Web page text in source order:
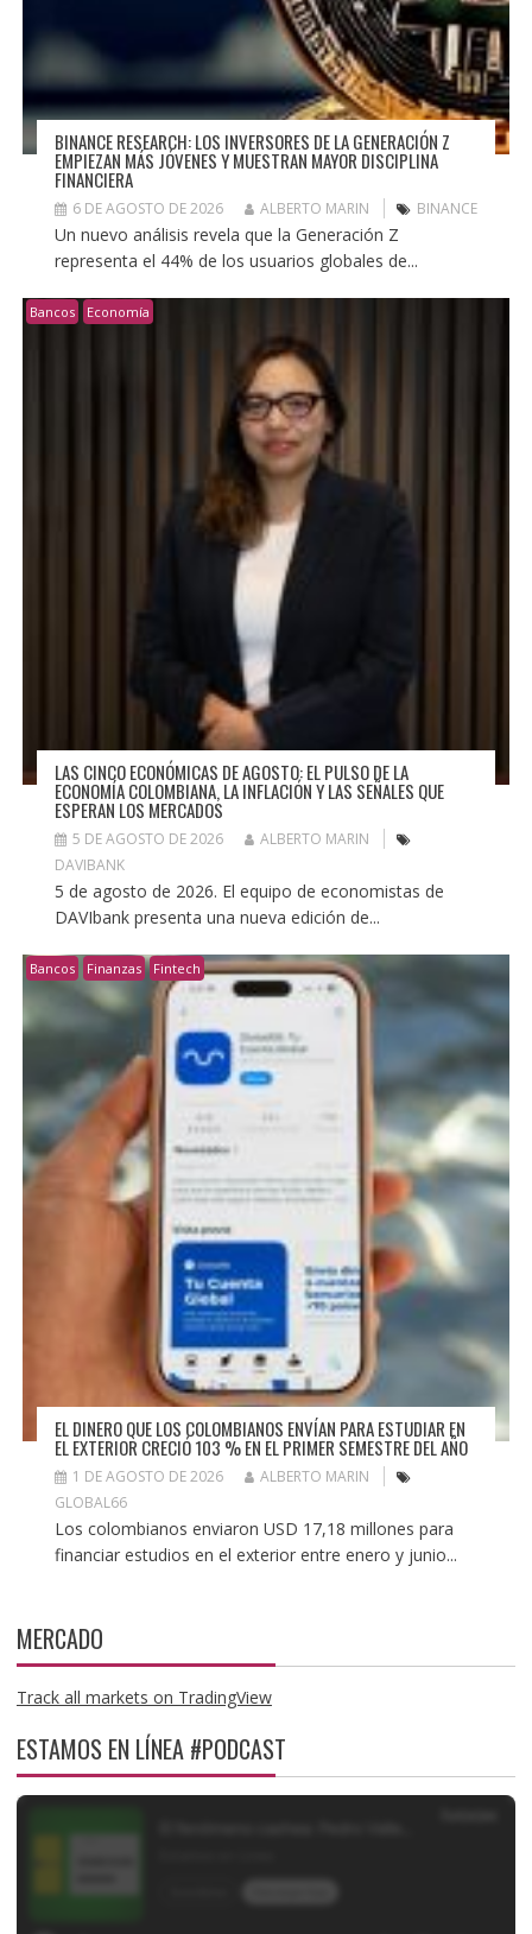
BINANCE RESEARCH: LOS INVERSORES DE LA GENERACIÓN Z
EMPIEZAN MÁS JÓVENES Y MUESTRAN MAYOR DISCIPLINA
FINANCIERA
6 DE AGOSTO DE 2026 ALBERTO MARIN BINANCE
Un nuevo análisis revela que la Generación Z
representa el 44% de los usuarios globales de...
Bancos Economía
LAS CINCO ECONÓMICAS DE AGOSTO: EL PULSO DE LA
ECONOMÍA COLOMBIANA, LA INFLACIÓN Y LAS SEÑALES QUE
ESPERAN LOS MERCADOS
5 DE AGOSTO DE 2026
ALBERTO MARIN
DAVIBANK
5 de agosto de 2026. El equipo de economistas de
DAVIbank presenta una nueva edición de...
Bancos Finanzas Fintech
EL DINERO QUE LOS COLOMBIANOS ENVÍAN PARA ESTUDIAR EN
EL EXTERIOR CRECIÓ 103 % EN EL PRIMER SEMESTRE DEL AÑO
1 DE AGOSTO DE 2026
ALBERTO MARIN
GLOBAL66
Los colombianos enviaron USD 17,18 millones para
financiar estudios en el exterior entre enero y junio...
MERCADO
Track all markets on TradingView
ESTAMOS EN LÍNEA #PODCAST